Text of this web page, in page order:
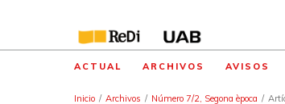
ACTUAL ARCHIVOS AVISOS
Inicio / Archivos / Número 7/2, Segona època /